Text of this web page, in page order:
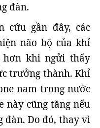
đàn.
cứu gần đây, các
não bộ của khỉ
hơn khi ngửi thấy
trưởng thành. Khỉ
nam trong nước
này cũng tăng nếu
đàn. Do đó, thay vì